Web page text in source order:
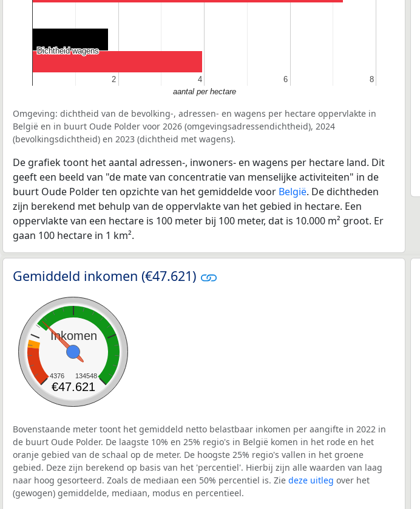
2
2 4
4 6
6 8
8
Dichtheid wagens
Dichtheid wagens
aantal per hectare
Omgeving: dichtheid van de bevolking-, adressen- en wagens per hectare oppervlakte in
België en in buurt Oude Polder voor 2026 (omgevingsadressendichtheid), 2024
(bevolkingsdichtheid) en 2023 (dichtheid met wagens).
De grafiek toont het aantal adressen-, inwoners- en wagens per hectare land. Dit
geeft een beeld van "de mate van concentratie van menselijke activiteiten" in de
buurt Oude Polder ten opzichte van het gemiddelde voor België. De dichtheden
zijn berekend met behulp van de oppervlakte van het gebied in hectare. Een
oppervlakte van een hectare is 100 meter bij 100 meter, dat is 10.000 m² groot. Er
gaan 100 hectare in 1 km².
Gemiddeld inkomen (€47.621)
Inkomen
4376 134548
€47.621
Bovenstaande meter toont het gemiddeld netto belastbaar inkomen per aangifte in 2022 in
de buurt Oude Polder. De laagste 10% en 25% regio's in België komen in het rode en het
oranje gebied van de schaal op de meter. De hoogste 25% regio's vallen in het groene
gebied. Deze zijn berekend op basis van het 'percentiel'. Hierbij zijn alle waarden van laag
naar hoog gesorteerd. Zoals de mediaan een 50% percentiel is. Zie deze uitleg over het
(gewogen) gemiddelde, mediaan, modus en percentieel.